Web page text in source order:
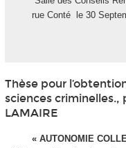
rue Conté le 30
Thèse pour
sciences criminelles.,
LAMAIRE
« AUTONOMIE